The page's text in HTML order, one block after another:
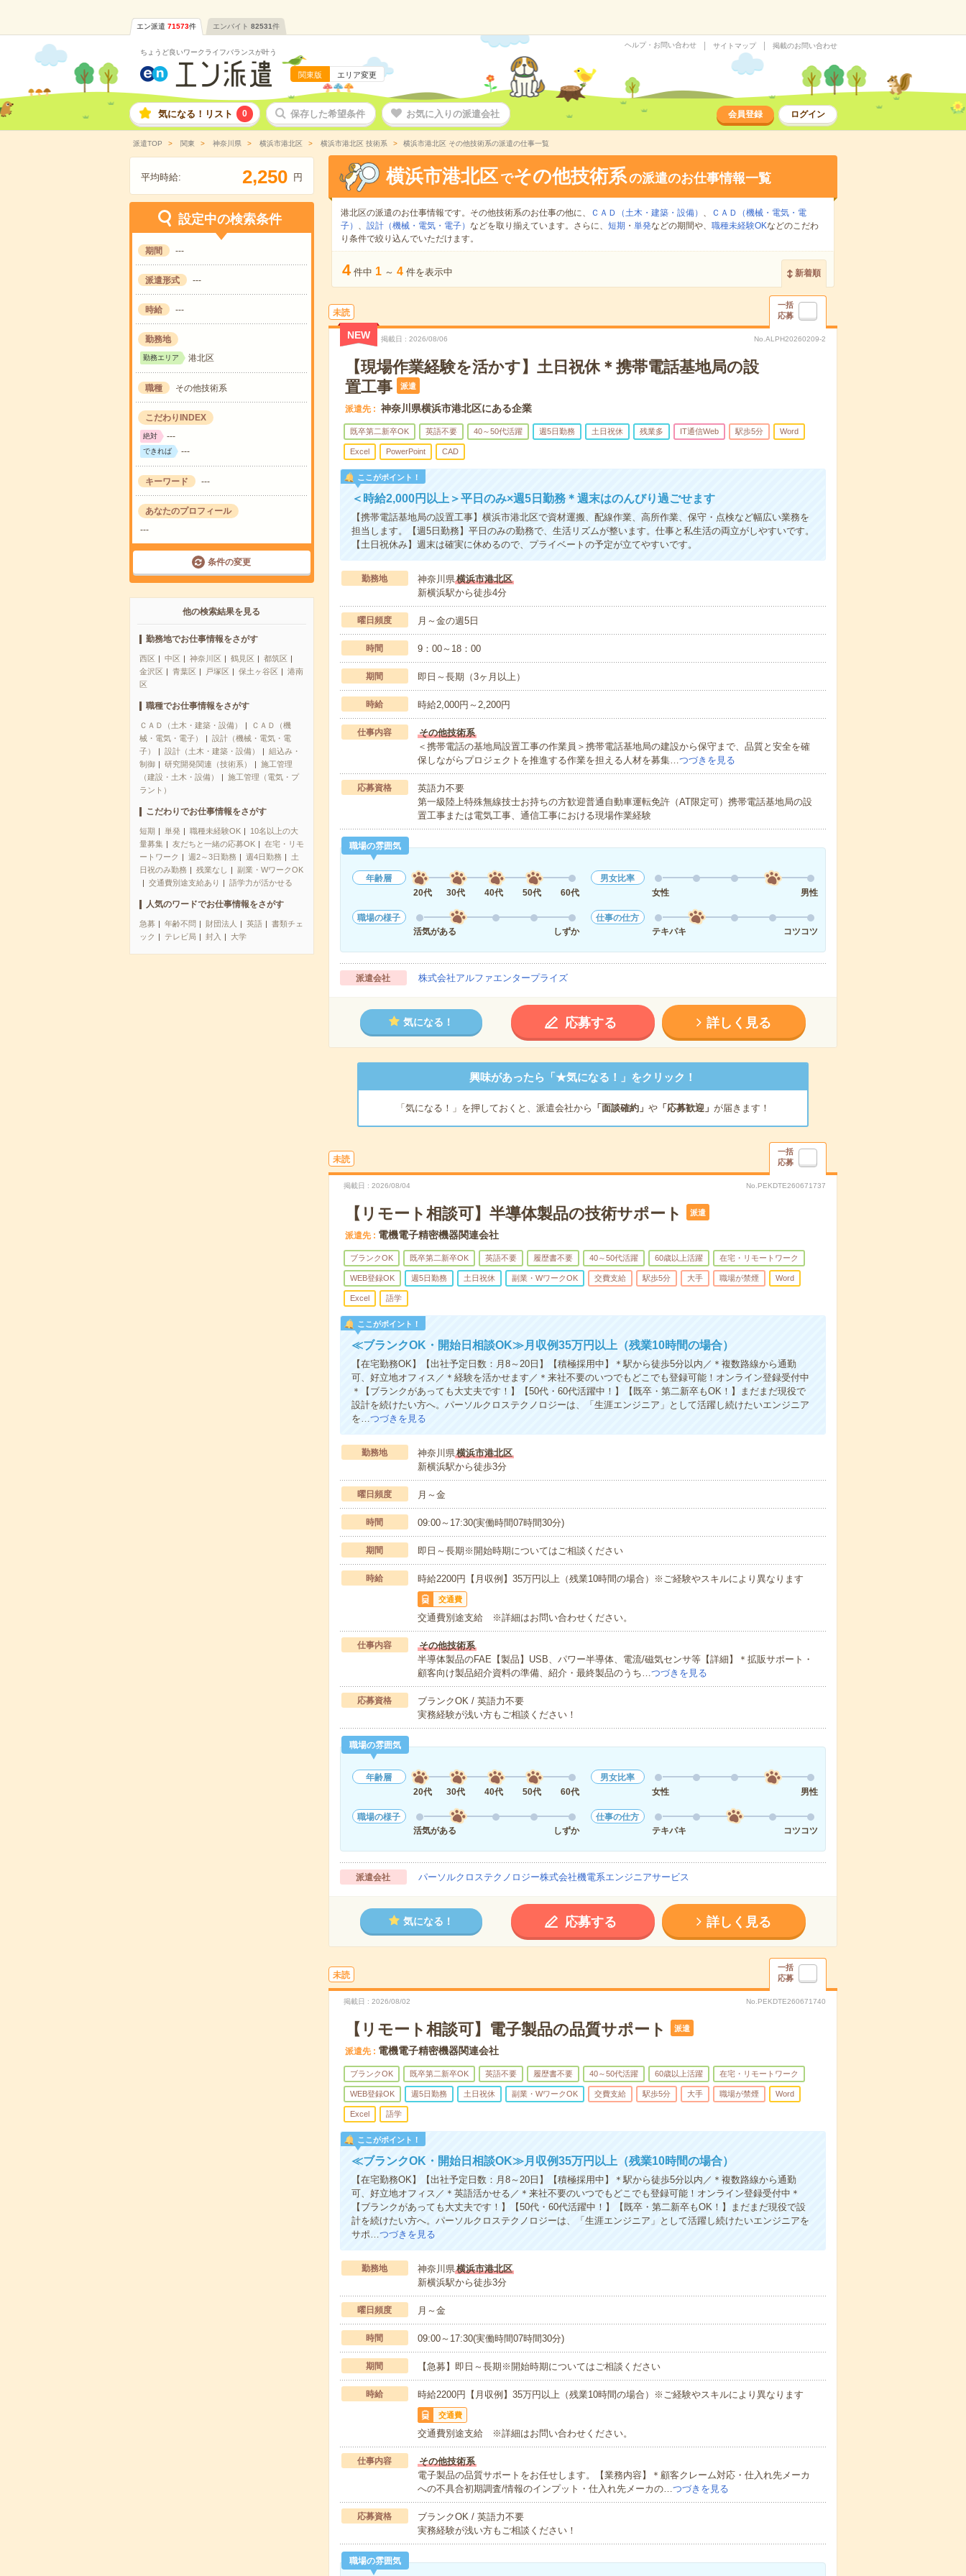
エン派遣 71573件 エンバイト 82531件
ちょうど良いワークライフバランスが叶う
関東版 エリア変更
ヘルプ・お問い合わせ サイトマップ 掲載のお問い合わせ
気になる！リスト 0 保存した希望条件 お気に入りの派遣会社 会員登録 ログイン
派遣TOP 関東 神奈川県 横浜市港北区 横浜市港北区 技術系 横浜市港北区 その他技術系の派遣の仕事一覧
平均時給: 2,250 円
設定中の検索条件
期間 ---
派遣形式 ---
時給 ---
勤務地
勤務エリア 港北区
職種 その他技術系
こだわりINDEX
絶対 ---
できれば ---
キーワード ---
あなたのプロフィール
---
条件の変更
他の検索結果を見る
勤務地でお仕事情報をさがす
西区 中区 神奈川区 鶴見区
都筑区
金沢区
青葉区 戸塚区 保土ヶ谷区
港南
区
職種でお仕事情報をさがす
ＣＡＤ（土木・建築・設備）
ＣＡＤ（機
械・電気・電子）
設計（機械・電気・電
子）
設計（土木・建築・設備）
組込み・
制御
研究開発関連（技術系）
施工管理
（建設・土木・設備）
施工管理（電気・プ
ラント）
こだわりでお仕事情報をさがす
短期 単発 職種未経験OK
10名以上の大
量募集
友だちと一緒の応募OK
在宅・リモ
ートワーク
週2～3日勤務 週4日勤務
土
日祝のみ勤務
残業なし
副業・WワークOK
交通費別途支給あり
語学力が活かせる
人気のワードでお仕事情報をさがす
急募 年齢不問 財団法人 英語
書類チェ
ック
テレビ局 封入 大学
横浜市港北区 でその他技術系の派遣のお仕事情報一覧
港北区の派遣のお仕事情報です。その他技術系のお仕事の他に、 ＣＡＤ（土木・建築・設備） 、
ＣＡＤ（機械・電気・電
子） 、 設計（機械・電気・電子） などを取り揃えています。さらに、 短期 ・ 単発などの期間や、 職種未経験OKなどのこだわ
り条件で絞り込んでいただけます。
4 件中 1 ～ 4 件を表示中 新着順
未読
一括
応募
NEW 掲載日 2026/08/06 No.ALPH20260209-2
【現場作業経験を活かす】土日祝休＊携帯電話基地局の設
置工事
派遣
派遣先 神奈川県横浜市港北区にある企業
既卒第二新卒OK 英語不要 40～50代活躍 週5日勤務 土日祝休 残業多 IT通信Web 駅歩5分 Word
Excel PowerPoint CAD
ここがポイント！
＜時給2,000円以上＞平日のみ×週5日勤務＊週末はのんびり過ごせます
【携帯電話基地局の設置工事】横浜市港北区で資材運搬、配線作業、高所作業、保守・点検など幅広い業務を
担当します。【週5日勤務】平日のみの勤務で、生活リズムが整います。仕事と私生活の両立がしやすいです。
【土日祝休み】週末は確実に休めるので、プライベートの予定が立てやすいです。
勤務地 神奈川県横浜市港北区
新横浜駅から徒歩4分
曜日頻度 月～金の週5日
時間 9：00～18：00
期間 即日～長期（3ヶ月以上）
時給 時給2,000円～2,200円
仕事内容
その他技術系
＜携帯電話の基地局設置工事の作業員＞携帯電話基地局の建設から保守まで、品質と安全を確
保しながらプロジェクトを推進する作業を担える人材を募集…つづきを見る
応募資格
英語力不要
第一級陸上特殊無線技士お持ちの方歓迎普通自動車運転免許（AT限定可）携帯電話基地局の設
置工事または電気工事、通信工事における現場作業経験
職場の雰囲気
年齢層
20代
30代 40代 50代 60代
男女比率
女性
男性
職場の様子
活気がある
しずか
仕事の仕方
テキパキ
コツコツ
派遣会社 株式会社アルファエンタープライズ
気になる！ 応募する 詳しく見る
興味があったら「★気になる！」をクリック！
「気になる！」を押しておくと、派遣会社から 「面談確約」 や「応募歓迎」 が届きます！
未読
一括
応募
掲載日 2026/08/04 No.PEKDTE260671737
【リモート相談可】半導体製品の技術サポート 派遣
派遣先 電機電子精密機器関連会社
ブランクOK 既卒第二新卒OK 英語不要 履歴書不要 40～50代活躍 60歳以上活躍 在宅・リモートワーク
WEB登録OK 週5日勤務 土日祝休 副業・WワークOK 交費支給 駅歩5分 大手 職場が禁煙 Word
Excel 語学
ここがポイント！
≪ブランクOK・開始日相談OK≫月収例35万円以上（残業10時間の場合）
【在宅勤務OK】【出社予定日数：月8～20日】【積極採用中】＊駅から徒歩5分以内／＊複数路線から通勤
可、好立地オフィス／＊経験を活かせます／＊来社不要のいつでもどこでも登録可能！オンライン登録受付中
＊【ブランクがあっても大丈夫です！】【50代・60代活躍中！】【既卒・第二新卒もOK！】まだまだ現役で
設計を続けたい方へ。パーソルクロステクノロジーは、「生涯エンジニア」として活躍し続けたいエンジニア
を…つづきを見る
勤務地 神奈川県横浜市港北区
新横浜駅から徒歩3分
曜日頻度 月～金
時間 09:00～17:30(実働時間07時間30分)
期間 即日～長期※開始時期についてはご相談ください
時給 時給2200円【月収例】35万円以上（残業10時間の場合）※ご経験やスキルにより異なります
交通費
交通費別途支給 ※詳細はお問い合わせください。
仕事内容
その他技術系
半導体製品のFAE【製品】USB、パワー半導体、電流/磁気センサ等【詳細】＊拡販サポート・
顧客向け製品紹介資料の準備、紹介・最終製品のうち…つづきを見る
応募資格
ブランクOK / 英語力不要
実務経験が浅い方もご相談ください！
職場の雰囲気
年齢層
20代
30代 40代 50代 60代
男女比率
女性
男性
職場の様子
活気がある
しずか
仕事の仕方
テキパキ
コツコツ
派遣会社 パーソルクロステクノロジー株式会社機電系エンジニアサービス
気になる！ 応募する 詳しく見る
未読
一括
応募
掲載日 2026/08/02 No.PEKDTE260671740
【リモート相談可】電子製品の品質サポート 派遣
派遣先 電機電子精密機器関連会社
ブランクOK 既卒第二新卒OK 英語不要 履歴書不要 40～50代活躍 60歳以上活躍 在宅・リモートワーク
WEB登録OK 週5日勤務 土日祝休 副業・WワークOK 交費支給 駅歩5分 大手 職場が禁煙 Word
Excel 語学
ここがポイント！
≪ブランクOK・開始日相談OK≫月収例35万円以上（残業10時間の場合）
【在宅勤務OK】【出社予定日数：月8～20日】【積極採用中】＊駅から徒歩5分以内／＊複数路線から通勤
可、好立地オフィス／＊英語活かせる／＊来社不要のいつでもどこでも登録可能！オンライン登録受付中＊
【ブランクがあっても大丈夫です！】【50代・60代活躍中！】【既卒・第二新卒もOK！】まだまだ現役で設
計を続けたい方へ。パーソルクロステクノロジーは、「生涯エンジニア」として活躍し続けたいエンジニアを
サポ…つづきを見る
勤務地 神奈川県横浜市港北区
新横浜駅から徒歩3分
曜日頻度 月～金
時間 09:00～17:30(実働時間07時間30分)
期間 【急募】即日～長期※開始時期についてはご相談ください
時給 時給2200円【月収例】35万円以上（残業10時間の場合）※ご経験やスキルにより異なります
交通費
交通費別途支給 ※詳細はお問い合わせください。
仕事内容
その他技術系
電子製品の品質サポートをお任せします。【業務内容】＊顧客クレーム対応・仕入れ先メーカ
への不具合初期調査/情報のインプット・仕入れ先メーカの…つづきを見る
応募資格
ブランクOK / 英語力不要
実務経験が浅い方もご相談ください！
職場の雰囲気